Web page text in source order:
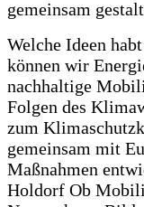
Welche Ideen
können wir
nachhaltige
Folgen des
zum
gemeinsam mit
Maßnahmen
Holdorf Ob